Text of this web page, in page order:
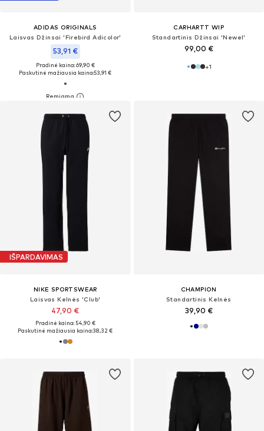
ADIDAS ORIGINALS
Laisvas Džinsai 'Firebird Adicolor'
53,91 €
Pradinė kaina: 69,90 €
Paskutinė mažiausia kaina:53,91 €
CARHARTT WIP
Standartinis Džinsai 'Newel'
99,00 €
+1
IŠPARDAVIMAS
NIKE SPORTSWEAR
Laisvas Kelnės 'Club'
47,90 €
Pradinė kaina: 54,90 €
Paskutinė mažiausia kaina:38,32 €
CHAMPION
Standartinis Kelnės
39,90 €